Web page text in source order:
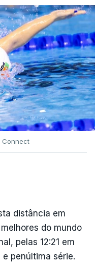
Connect
distância em
do mundo
pelas 12:21 em
penúltima série.